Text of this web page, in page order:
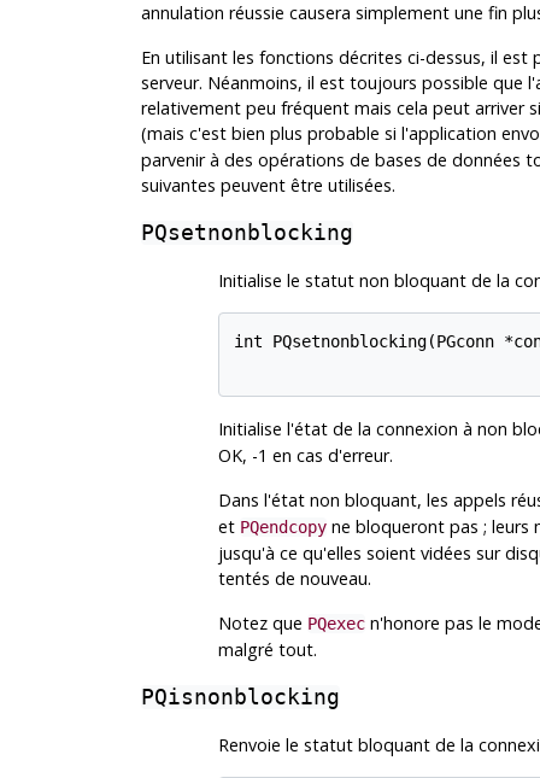
annulation réussie causera simplement une fin
En utilisant les fonctions décrites ci-dessus, il
serveur. Néanmoins, il est toujours possible que
relativement peu fréquent mais cela peut arriver
(mais c'est bien plus probable si l'application
parvenir à des opérations de bases de données
suivantes peuvent être utilisées.
PQsetnonblocking
Initialise le statut non bloquant de la
int PQsetnonblocking(PGconn
Initialise l'état de la connexion à non
OK, -1 en cas d'erreur.
Dans l'état non bloquant, les appels
et PQendcopyne bloqueront pas ; leurs
jusqu'à ce qu'elles soient vidées sur
tentés de nouveau.
Notez que PQexecn'honore pas le
malgré tout.
PQisnonblocking
Renvoie le statut bloquant de la